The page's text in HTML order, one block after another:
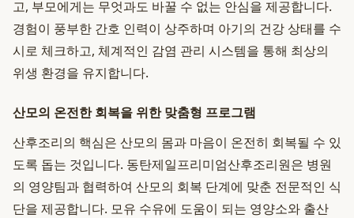
고, 부모에게는 무엇과도 바꿀 수 없는 안심을 제공합니다.
경험이 풍부한 간호 인력이 상주하며 아기의 건강 상태를 수
시로 체크하고, 체계적인 감염 관리 시스템을 통해 최상의
위생 환경을 유지합니다.
산모의 온전한 회복을 위한 맞춤형 프로그램
산후조리의 핵심은 산모의 몸과 마음이 온전히 회복될 수 있
도록 돕는 것입니다. 동탄제일프리미엄산후조리원은 병원
의 영양팀과 협력하여 산모의 회복 단계에 맞춘 전문적인 식
단을 제공합니다. 모유 수유에 도움이 되는 영양소와 출산